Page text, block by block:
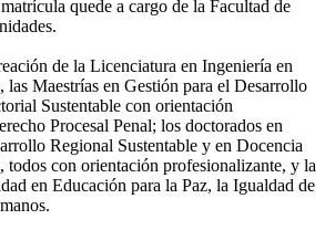
quede a cargo de la Facultad de
de la Licenciatura en Ingeniería en
Maestrías en Gestión para el Desarrollo
Sustentable con orientación
Procesal Penal; los doctorados en
Regional Sustentable y en Docencia
todos con orientación profesionalizante, y la
en Educación para la Paz, la Igualdad de